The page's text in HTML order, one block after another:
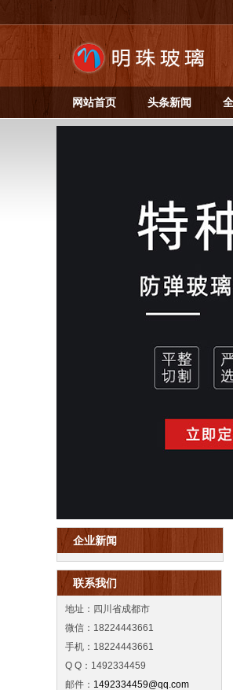
网站首页 头条新闻
企业新闻
联系我们
地址：四川省成都市
微信：18224443661
手机：18224443661
Q Q：1492334459
邮件： 1492334459@qq.com